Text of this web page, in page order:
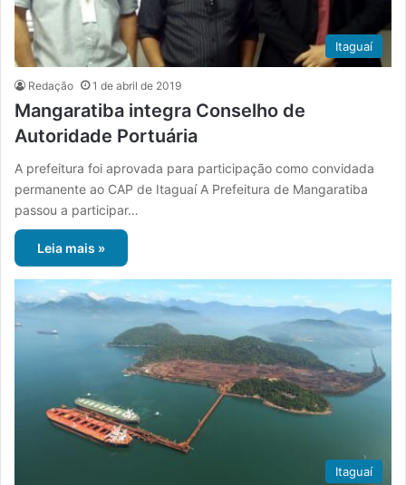
Itaguaí
Redação 1 de abril de 2019
Mangaratiba integra Conselho de
Autoridade Portuária
A prefeitura foi aprovada para participação como convidada
permanente ao CAP de Itaguaí A Prefeitura de Mangaratiba
passou a participar…
Leia mais »
Itaguaí